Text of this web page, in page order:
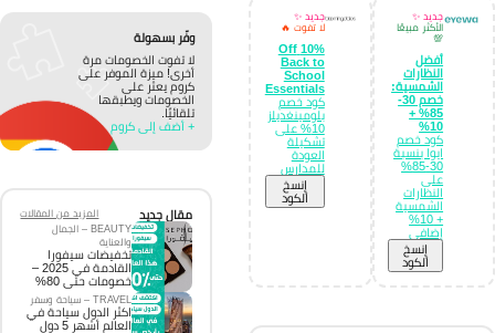
جديد ✨
الأكثر مبيعًا
💯
أفضل
النظارات
الشمسية:
خصم 30-
85% +
10%
كود خصم
ايوا بنسبة
30-85%
على
النظارات
الشمسية
+ 10%
إضافي
إِنسخ
الكود
جديد ✨
لا تفوت 🔥
10% Off
Back to
School
Essentials
كود خصم
بلومينغديلز
10% على
تشكيلة
العودة
للمدارس
إِنسخ
الكود
وفّر بسهولة
لا تفوت الخصومات مرة
أخرى! ميزة الموفر على
كروم يعثر على
الخصومات ويطبقها
تلقائيًا.
+ أضف إلى كروم
مقال جديد
المزيد من المقالات
BEAUTY – الجمال
والعناية
تخفيضات سيفورا
القادمة في 2025 –
خصومات حتى 80%
TRAVEL – سياحة وسفر
اكثر الدول سياحة في
العالم أشهر 5 دول